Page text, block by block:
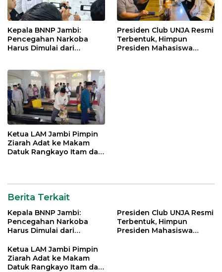
Kepala BNNP Jambi:
Pencegahan Narkoba
Harus Dimulai dari
Presiden Club UNJA Resmi
Terbentuk, Himpun
Presiden Mahasiswa
Ketua LAM Jambi Pimpin
Ziarah Adat ke Makam
Datuk Rangkayo Itam dan
Berita Terkait
Kepala BNNP Jambi:
Pencegahan Narkoba
Harus Dimulai dari
Indonesia Emas 2045
Presiden Club UNJA Resmi
Terbentuk, Himpun
Presiden Mahasiswa
Ketua LAM Jambi Pimpin
Ziarah Adat ke Makam
Datuk Rangkayo Itam dan